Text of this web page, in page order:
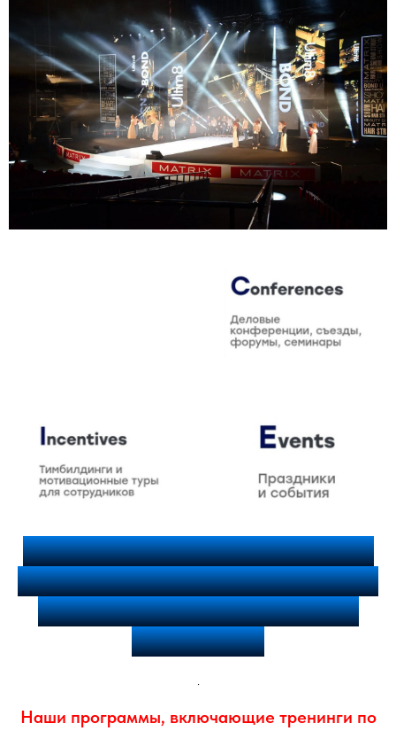
Бизнес-тренинги для персонала
и руководителей: Инвестируйте в
рост и достигайте измеримых
результатов!
.
Наши программы, включающие тренинги по